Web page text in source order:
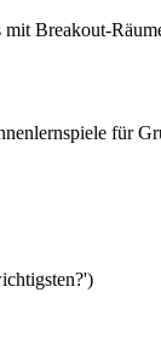
Breakout-
für